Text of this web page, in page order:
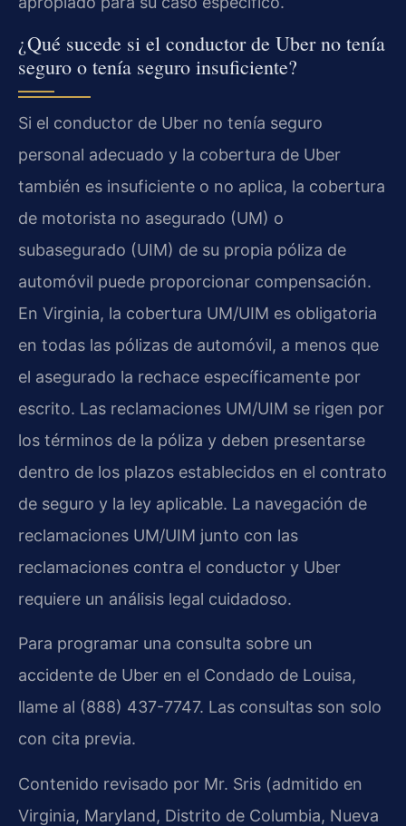
¿Qué sucede si el conductor de Uber no tenía
seguro o tenía seguro insuficiente?
Si el conductor de Uber no tenía seguro
personal adecuado y la cobertura de Uber
también es insuficiente o no aplica, la cobertura
de motorista no asegurado (UM) o
subasegurado (UIM) de su propia póliza de
automóvil puede proporcionar compensación.
En Virginia, la cobertura UM/UIM es obligatoria
en todas las pólizas de automóvil, a menos que
el asegurado la rechace específicamente por
escrito. Las reclamaciones UM/UIM se rigen por
los términos de la póliza y deben presentarse
dentro de los plazos establecidos en el contrato
de seguro y la ley aplicable. La navegación de
reclamaciones UM/UIM junto con las
reclamaciones contra el conductor y Uber
requiere un análisis legal cuidadoso.
Para programar una consulta sobre un
accidente de Uber en el Condado de Louisa,
llame al (888) 437-7747. Las consultas son solo
con cita previa.
Contenido revisado por Mr. Sris (admitido en
Virginia, Maryland, Distrito de Columbia, Nueva